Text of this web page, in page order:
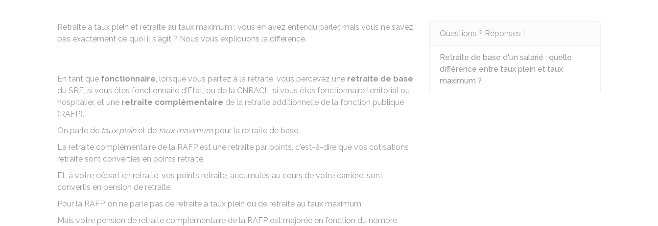
Retraite à taux plein et retraite au taux maximum : vous en avez entendu parler, mais vous ne savez
pas exactement de quoi il s'agit ? Nous vous expliquons la différence.
En tant que fonctionnaire, lorsque vous partez à la retraite, vous percevez une retraite de base
du SRE, si vous êtes fonctionnaire d'État, ou de la CNRACL, si vous êtes fonctionnaire territorial ou
hospitalier, et une retraite complémentaire de la retraite additionnelle de la fonction publique
(RAFP).
On parle de taux pleinet de taux maximum pour la retraite de base.
La retraite complémentaire de la RAFP est une retraite par points, c'est-à-dire que vos cotisations
retraite sont converties en points retraite.
Et, à votre départ en retraite, vos points retraite, accumulés au cours de votre carrière, sont
convertis en pension de retraite.
Pour la RAFP, on ne parle pas de retraite à taux plein ou de retraite au taux maximum.
Mais votre pension de retraite complémentaire de la RAFP est majorée en fonction du nombre
Questions ? Réponses !
Retraite de base d'un salarié : quelle
différence entre taux plein et taux
maximum ?